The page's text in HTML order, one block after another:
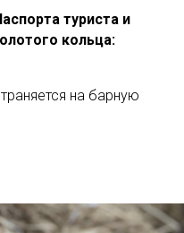
туриста и
кольца:
на барную